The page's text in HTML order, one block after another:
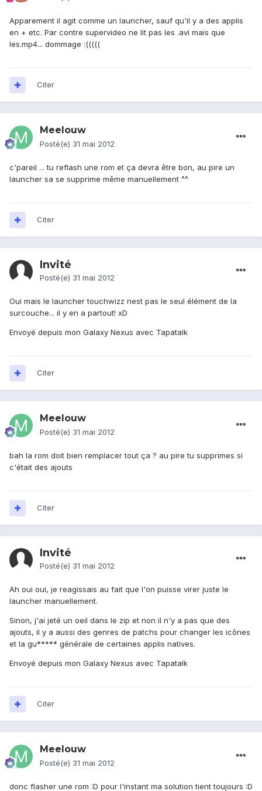
Apparement il agit comme un launcher, sauf qu'il y a des applis
en + etc. Par contre supervideo ne lit pas les .avi mais que
les.mp4... dommage :(((((
Citer
Meelouw
Posté(e) 31 mai 2012
c'pareil ... tu reflash une rom et ça devra être bon, au pire un
launcher sa se supprime même manuellement ^^
Citer
Invité
Posté(e) 31 mai 2012
Oui mais le launcher touchwizz nest pas le seul élément de la
surcouche... il y en a partout! xD
Envoyé depuis mon Galaxy Nexus avec Tapatalk
Citer
Meelouw
Posté(e) 31 mai 2012
bah la rom doit bien remplacer tout ça ? au pire tu supprimes si
c'était des ajouts
Citer
Invité
Posté(e) 31 mai 2012
Ah oui oui, je reagissais au fait que l'on puisse virer juste le
launcher manuellement.
Sinon, j'ai jeté un oeil dans le zip et non il n'y a pas que des
ajouts, il y a aussi des genres de patchs pour changer les icônes
et la gu***** générale de certaines applis natives.
Envoyé depuis mon Galaxy Nexus avec Tapatalk
Citer
Meelouw
Posté(e) 31 mai 2012
donc flasher une rom :D pour l'instant ma solution tient toujours :D